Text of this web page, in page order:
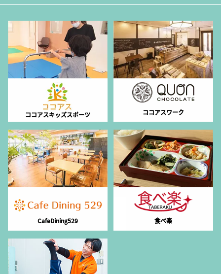
ココアスキッズスポーツ ココアスワーク
CafeDining529 食べ楽